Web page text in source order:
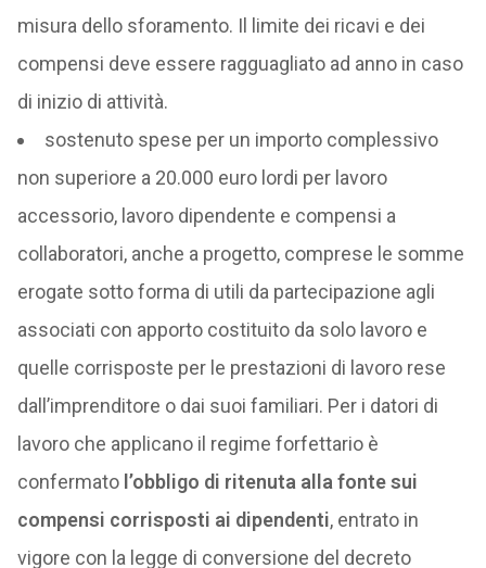
misura dello sforamento. Il limite dei ricavi e dei
compensi deve essere ragguagliato ad anno in caso
di inizio di attività.
sostenuto spese per un importo complessivo
non superiore a 20.000 euro lordi per lavoro
accessorio, lavoro dipendente e compensi a
collaboratori, anche a progetto, comprese le somme
erogate sotto forma di utili da partecipazione agli
associati con apporto costituito da solo lavoro e
quelle corrisposte per le prestazioni di lavoro rese
dall’imprenditore o dai suoi familiari. Per i datori di
lavoro che applicano il regime forfettario è
confermato l’obbligo di ritenuta alla fonte sui
compensi corrisposti ai dipendenti, entrato in
vigore con la legge di conversione del decreto